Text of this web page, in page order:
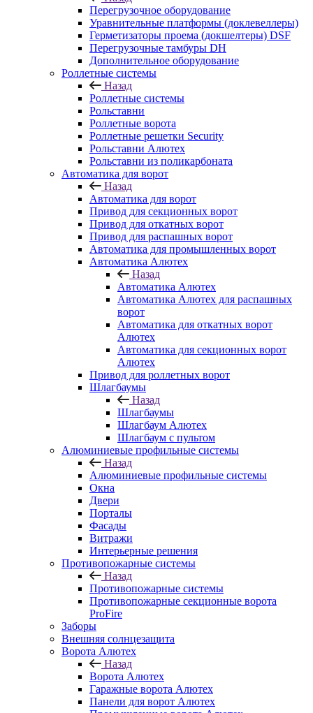
Перегрузочное оборудование
Уравнительные платформы (доклевеллеры)
Герметизаторы проема (докшелтеры) DSF
Перегрузочные тамбуры DH
Дополнительное оборудование
Роллетные системы
Назад
Роллетные системы
Рольставни
Роллетные ворота
Роллетные решетки Security
Рольставни Алютех
Рольставни из поликарбоната
Автоматика для ворот
Назад
Автоматика для ворот
Привод для секционных ворот
Привод для откатных ворот
Привод для распашных ворот
Автоматика для промышленных ворот
Автоматика Алютех
Назад
Автоматика Алютех
Автоматика Алютех для распашных
ворот
Автоматика для откатных ворот
Алютех
Автоматика для секционных ворот
Алютех
Привод для роллетных ворот
Шлагбаумы
Назад
Шлагбаумы
Шлагбаум Алютех
Шлагбаум с пультом
Алюминиевые профильные системы
Назад
Алюминиевые профильные системы
Окна
Двери
Порталы
Фасады
Витражи
Интерьерные решения
Противопожарные системы
Назад
Противопожарные системы
Противопожарные секционные ворота
ProFire
Заборы
Внешняя солнцезащита
Ворота Алютех
Назад
Ворота Алютех
Гаражные ворота Алютех
Панели для ворот Алютех